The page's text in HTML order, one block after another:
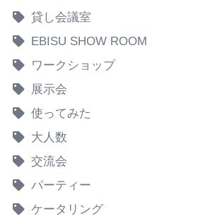
貸し会議室
EBISU SHOW ROOM
ワークショップ
展示会
使ってみた
大人数
交流会
パーティー
ケータリング